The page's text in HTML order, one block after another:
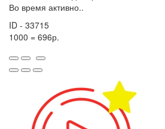
Во время активно..
ID - 33715
1000 = 696р.